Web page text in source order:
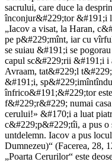
sacrului, care duce la
înconjur&#229;tor &#191;i
„Iacov a visat, la Haran,
pe p&#229;mînt, iar cu
se suiau &#191;i se
capul sc&#229;rii &#191;i i
Avraam, tat&#229;l
&#191;i,
înfrico&#191;&#229;tor
f&#229;r&#229; numai
cerului!» &#170;i a luat
c&#229;p&#229;tîi, a pus
untdelemn. Iacov a pus
Dumnezeu)“ (Facerea, 28,
„Poarta Cerurilor“ este